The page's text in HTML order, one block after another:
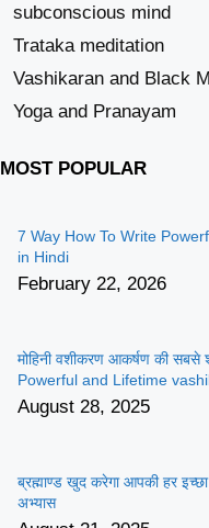
subconscious mind
Trataka meditation
Vashikaran and Black
Yoga and Pranayam
MOST POPULAR
7 Way How To Write
in Hindi
February 22, 2026
मोहिनी वशीकरण आकर्षण की सबसे
Powerful and Lifetime
August 28, 2025
ब्रह्माण्ड खुद करेगा आपकी हर
अभ्यास